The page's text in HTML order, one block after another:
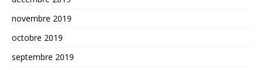
novembre 2019
octobre 2019
septembre 2019